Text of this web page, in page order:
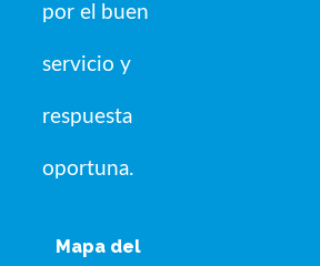
por el buen
servicio y
respuesta
oportuna.
Mapa del